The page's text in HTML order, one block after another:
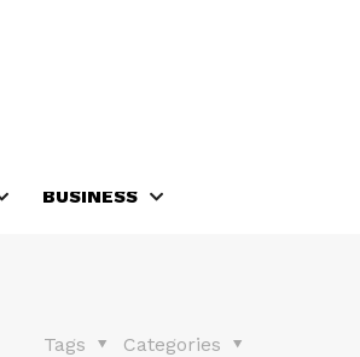
BUSINESS
Categories
Tags